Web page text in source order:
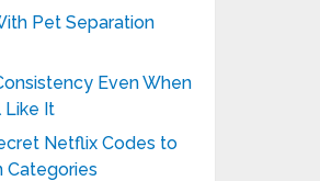
Pet Separation
Even When
Like It
Netflix Codes to
Categories